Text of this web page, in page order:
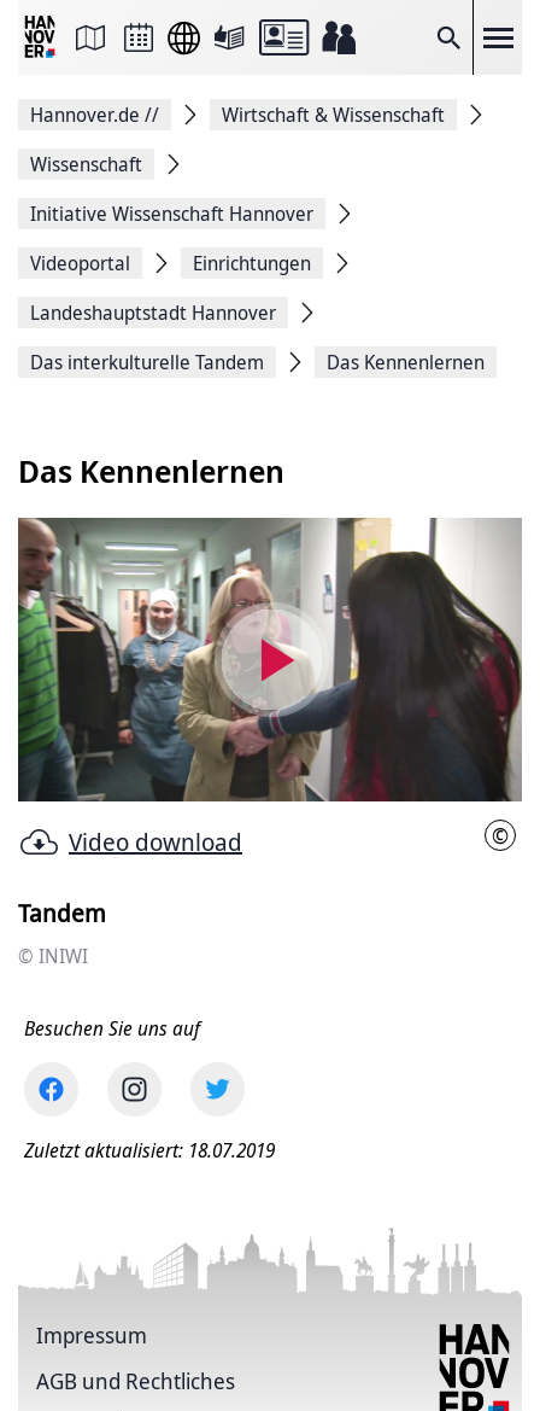
Suche
Seite
Facebook
teilen
Seitenlink
Seite
Hannover.de //
Wirtschaft & Wissenschaft
Wissenschaft
Initiative Wissenschaft Hannover
Videoportal
Einrichtungen
Landeshauptstadt Hannover
Das interkulturelle Tandem
Das Kennenlernen
Das Kennenlernen
Video
abspielen
©
Video download
Tandem
© INIWI
Besuchen Sie uns auf
Zuletzt aktualisiert: 18.07.2019
Impressum
AGB und Rechtliches